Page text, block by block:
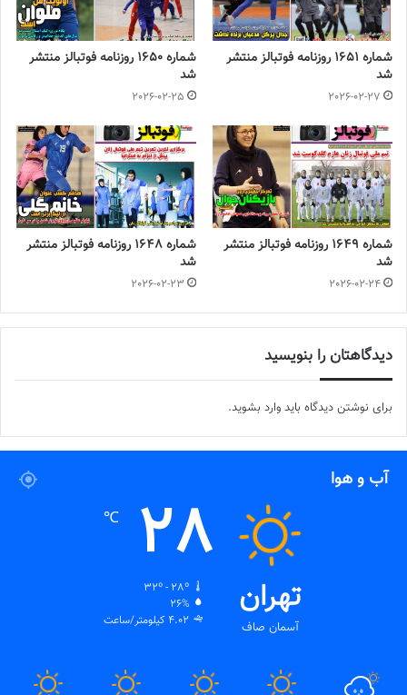
◾️
footballs.women@
برچسب ها روزنامه فوتبالز
شماره 1651 روزنامه فوتبالز منتشر
شد
2026-02-27
شماره 1650 روزنامه فوتبالز منتشر
شد
2026-02-25
شماره 1649 روزنامه فوتبالز منتشر
شد
2026-02-24
شماره 1648 روزنامه فوتبالز منتشر
شد
2026-02-23
دیدگاهتان را بنویسید
برای نوشتن دیدگاه باید وارد بشوید.
آب و هوا
تهران
آسمان صاف
28
℃
32º - 28º
26%
4.02 کیلومتر/ساعت